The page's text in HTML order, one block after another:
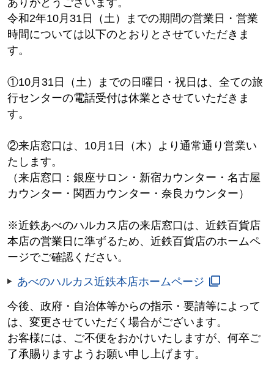
ありがとうございます。
令和2年10月31日（土）までの期間の営業日・営業
時間については以下のとおりとさせていただきま
す。
①10月31日（土）までの日曜日・祝日は、全ての旅
行センターの電話受付は休業とさせていただきま
す。
②来店窓口は、10月1日（木）より通常通り営業い
たします。
（来店窓口：銀座サロン・新宿カウンター・名古屋
カウンター・関西カウンター・奈良カウンター）
※近鉄あべのハルカス店の来店窓口は、近鉄百貨店
本店の営業日に準ずるため、近鉄百貨店のホームペ
ージでご確認ください。
あべのハルカス近鉄本店ホームページ
今後、政府・自治体等からの指示・要請等によって
は、変更させていただく場合がございます。
お客様には、ご不便をおかけいたしますが、何卒ご
了承賜りますようお願い申し上げます。